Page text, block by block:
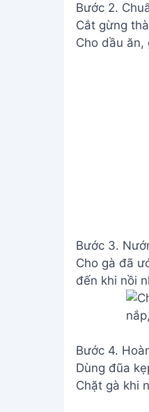
Bước 2.
Cắt gừng
Cho dầu ăn,
Bước 3.
Cho gà đã
đến khi nồi
Bước 4.
Dùng đũa
Chặt gà khi